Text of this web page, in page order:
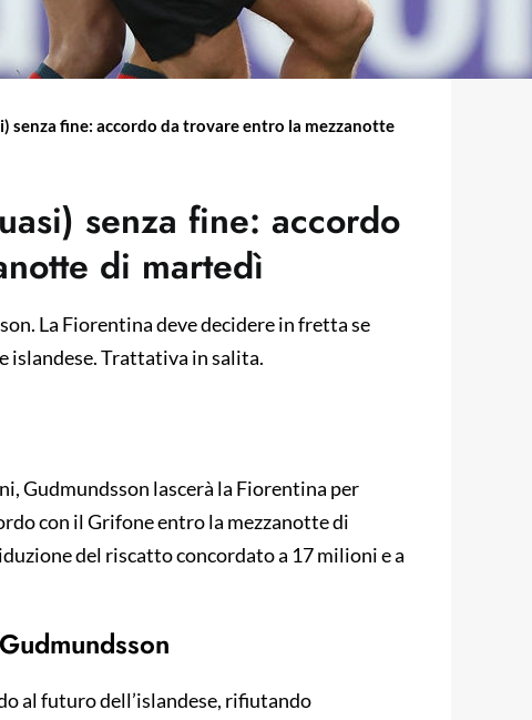
senza fine: accordo da trovare entro la mezzanotte
senza fine: accordo
di martedì
La Fiorentina deve decidere in fretta se
islandese. Trattativa in salita.
Gudmundsson lascerà la Fiorentina per
con il Grifone entro la mezzanotte di
del riscatto concordato a 17 milioni e a
al futuro dell’islandese, rifiutando